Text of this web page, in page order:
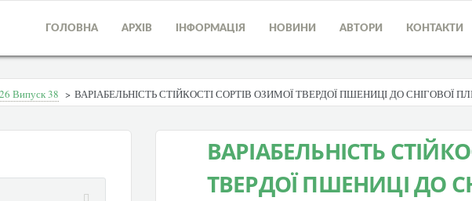
ГОЛОВНА АРХІВ ІНФОРМАЦІЯ НОВИНИ АВТОРИ КОНТАКТИ
Випуск 38 > ВАРІАБЕЛЬНІСТЬ СТІЙКОСТІ СОРТІВ ОЗИМОЇ ТВЕРДОЇ ПШЕНИЦІ ДО СНІГОВОЇ
ВАРІАБЕЛЬНІСТЬ
ТВЕРДОЇ ПШЕНИЦІ ДО